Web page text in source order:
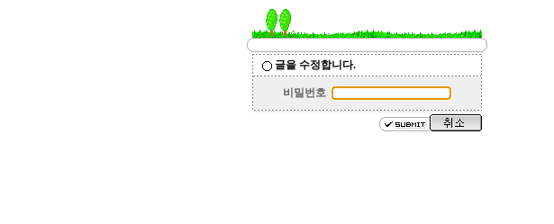
글을 수정합니다.
비밀번호